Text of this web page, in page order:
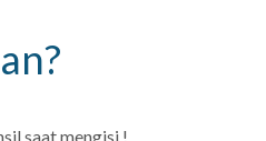
saat mengisi !